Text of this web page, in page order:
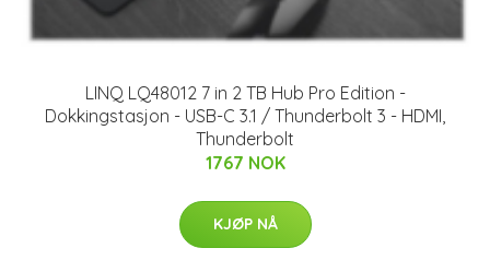
LINQ LQ48012 7 in 2 TB Hub Pro Edition -
Dokkingstasjon - USB-C 3.1 / Thunderbolt 3 - HDMI,
Thunderbolt
1767 NOK
KJØP NÅ